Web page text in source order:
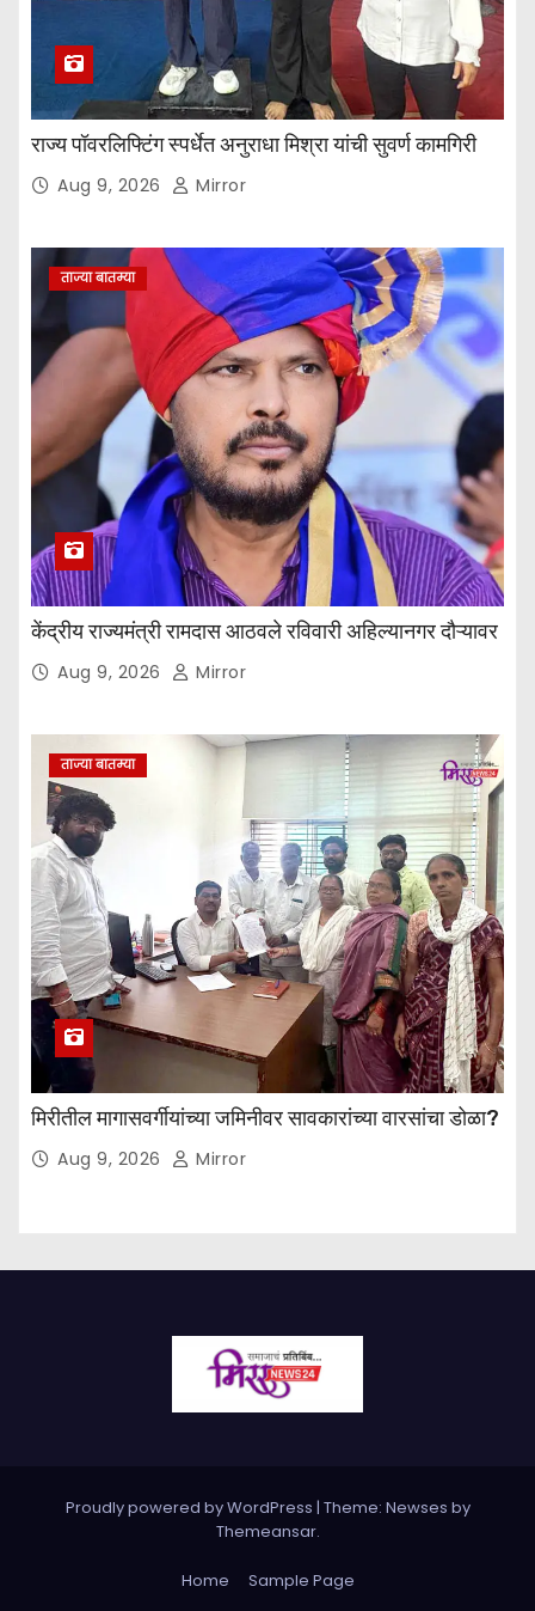
राज्य पॉवरलिफ्टिंग स्पर्धेत अनुराधा मिश्रा यांची सुवर्ण कामगिरी
Aug 9, 2026 Mirror
ताज्या बातम्या
केंद्रीय राज्यमंत्री रामदास आठवले रविवारी अहिल्यानगर दौऱ्यावर
Aug 9, 2026 Mirror
ताज्या बातम्या
मिरीतील मागासवर्गीयांच्या जमिनीवर सावकारांच्या वारसांचा डोळा?
Aug 9, 2026 Mirror
Proudly powered by WordPress | Theme: Newses by
Themeansar.
Home Sample Page